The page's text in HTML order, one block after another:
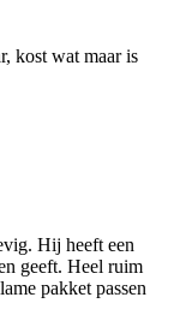
kost wat maar is
Hij heeft een
geeft. Heel ruim
pakket passen